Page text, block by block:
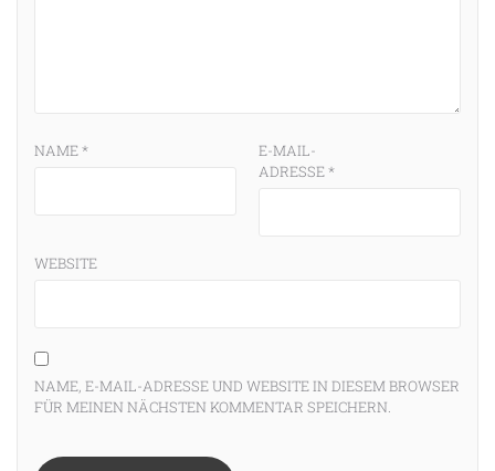
NAME*
E-MAIL-
ADRESSE*
WEBSITE
NAME, E-MAIL-ADRESSE UND WEBSITE IN DIESEM BROWSER
FÜR MEINEN NÄCHSTEN KOMMENTAR SPEICHERN.